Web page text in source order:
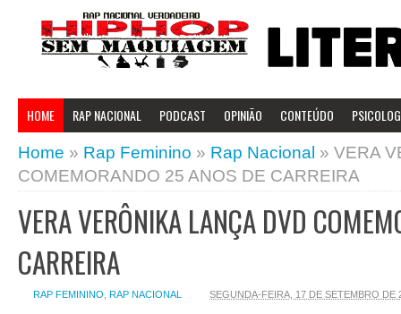
HOME RAP NACIONAL PODCAST OPINIÃO CONTEÚDO
Home » Rap Feminino » Rap Nacional » VERA
COMEMORANDO 25 ANOS DE CARREIRA
VERA VERÔNIKA LANÇA DVD
CARREIRA
RAP FEMININO RAP NACIONAL SEGUNDA-FEIRA, 17 DE SETEMBRO DE